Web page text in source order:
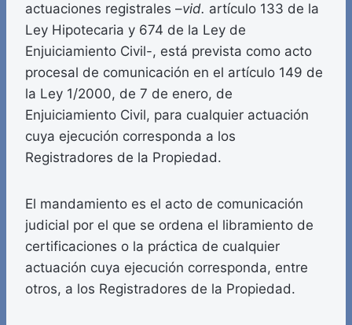
actuaciones registrales –vid. artículo 133 de la
Ley Hipotecaria y 674 de la Ley de
Enjuiciamiento Civil-, está prevista como acto
procesal de comunicación en el artículo 149 de
la Ley 1/2000, de 7 de enero, de
Enjuiciamiento Civil, para cualquier actuación
cuya ejecución corresponda a los
Registradores de la Propiedad.
El mandamiento es el acto de comunicación
judicial por el que se ordena el libramiento de
certificaciones o la práctica de cualquier
actuación cuya ejecución corresponda, entre
otros, a los Registradores de la Propiedad.